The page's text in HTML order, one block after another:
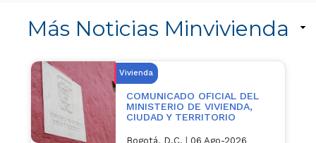
Más Noticias Minvivienda
Vivienda
COMUNICADO OFICIAL DEL
MINISTERIO DE VIVIENDA,
CIUDAD Y TERRITORIO
Bogotá, D.C. 06 Ago-2026